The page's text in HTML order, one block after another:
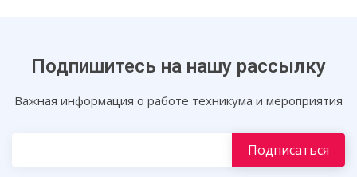
Подпишитесь на нашу рассылку
Важная информация о работе техникума и мероприятия